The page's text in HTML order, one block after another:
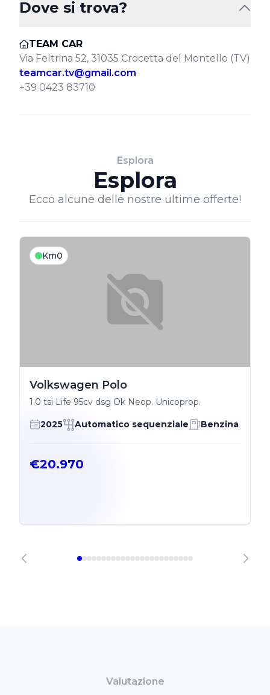
Dove si trova?
TEAM CAR
Via Feltrina 52, 31035 Crocetta del Montello (TV)
teamcar.tv@gmail.com
+39 0423 83710
Esplora
Esplora
Ecco alcune delle nostre ultime offerte!
Km0
Volkswagen Polo
1.0 tsi Life 95cv dsg Ok Neop. Unicoprop.
2025 Automatico sequenziale Benzina
€20.970
Valutazione